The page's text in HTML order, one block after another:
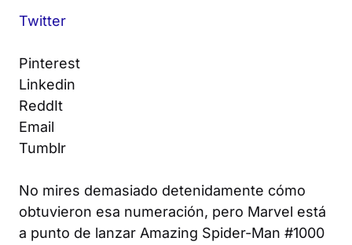
Twitter
Pinterest
Linkedin
ReddIt
Email
Tumblr
No mires demasiado detenidamente cómo
obtuvieron esa numeración, pero Marvel está
a punto de lanzar Amazing Spider-Man #1000